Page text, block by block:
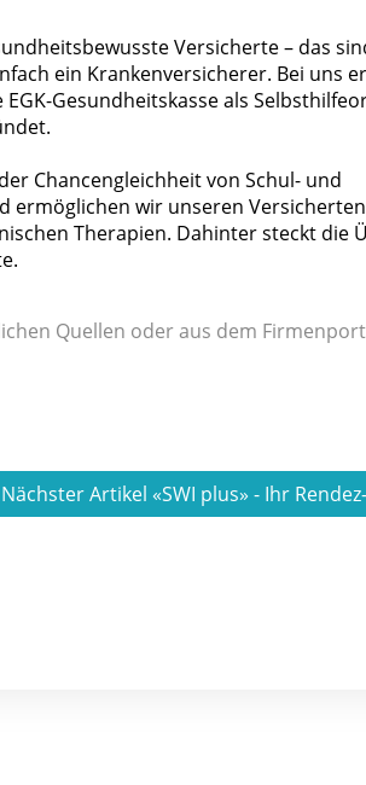
Versicherte – das
ein Krankenversicherer. Bei uns
Gesundheitskasse als
Chancengleichheit von Schul- und
ermöglichen wir unseren
Therapien. Dahinter steckt die
Quellen oder aus dem
Nächster Artikel «SWI plus» - Ihr